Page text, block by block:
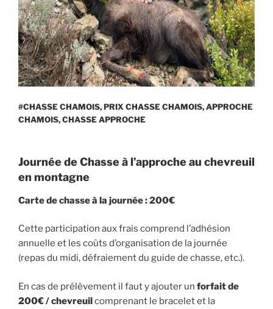
#CHASSE CHAMOIS, PRIX CHASSE CHAMOIS, APPROCHE
CHAMOIS, CHASSE APPROCHE
Journée de Chasse à l’approche au chevreuil
en montagne
Carte de chasse à la journée: 200€
Cette participation aux frais comprend l’adhésion
annuelle et les coûts d’organisation de la journée
(repas du midi, défraiement du guide de chasse, etc.).
En cas de prélèvement il faut y ajouter un forfait de
200€ / chevreuilcomprenant le bracelet et la